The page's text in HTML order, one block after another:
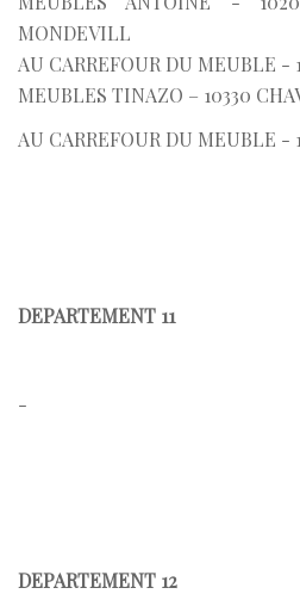
MONDEVILL
AU CARREFOUR DU MEUBLE -
MEUBLES TINAZO – 10330
AU CARREFOUR DU MEUBLE -
DEPARTEMENT 11
-
DEPARTEMENT 12